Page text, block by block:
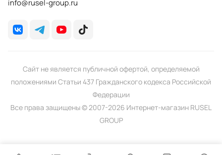
info@rusel-group.ru
Сайт не является публичной офертой, определяемой
положениями Статьи 437 Гражданского кодекса Российской
Федерации
Все права защищены © 2007-2026 Интернет-магазин RUSEL
GROUP